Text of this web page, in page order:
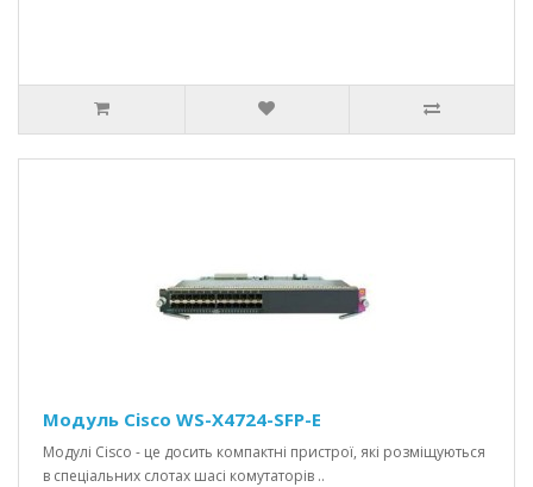
Модуль Cisco WS-X4724-SFP-E
Модулі Cisco - це досить компактні пристрої, які розміщуються
в спеціальних слотах шасі комутаторів ..